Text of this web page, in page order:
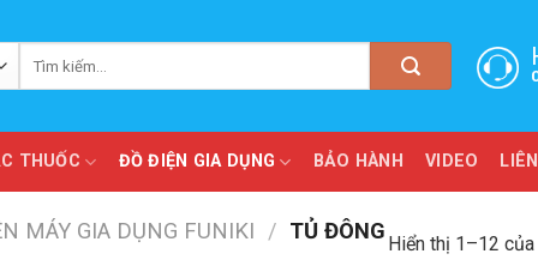
kiếm:
THUỐC ĐỒ ĐIỆN GIA DỤNG BẢO HÀNH VIDEO
MÁY GIA DỤNG FUNIKI / TỦ ĐÔNG Hiển thị 1–12